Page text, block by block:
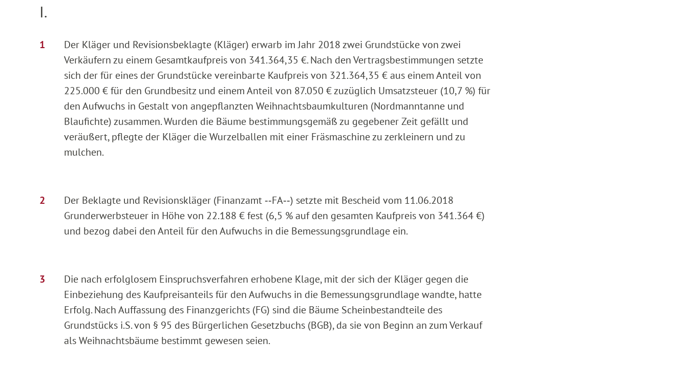
I.
Der Kläger und Revisionsbeklagte (Kläger) erwarb im Jahr 2018 zwei Grundstücke von zwei
Verkäufern zu einem Gesamtkaufpreis von 341.364,35 €. Nach den Vertragsbestimmungen setzte
sich der für eines der Grundstücke vereinbarte Kaufpreis von 321.364,35 € aus einem Anteil von
225.000 € für den Grundbesitz und einem Anteil von 87.050 € zuzüglich Umsatzsteuer (10,7 %) für
den Aufwuchs in Gestalt von angepflanzten Weihnachtsbaumkulturen (Nordmanntanne und
Blaufichte) zusammen. Wurden die Bäume bestimmungsgemäß zu gegebener Zeit gefällt und
veräußert, pflegte der Kläger die Wurzelballen mit einer Fräsmaschine zu zerkleinern und zu
mulchen.
Der Beklagte und Revisionskläger (Finanzamt ‑‑FA‑‑) setzte mit Bescheid vom 11.06.2018
Grunderwerbsteuer in Höhe von 22.188 € fest (6,5 % auf den gesamten Kaufpreis von 341.364 €)
und bezog dabei den Anteil für den Aufwuchs in die Bemessungsgrundlage ein.
Die nach erfolglosem Einspruchsverfahren erhobene Klage, mit der sich der Kläger gegen die
Einbeziehung des Kaufpreisanteils für den Aufwuchs in die Bemessungsgrundlage wandte, hatte
Erfolg. Nach Auffassung des Finanzgerichts (FG) sind die Bäume Scheinbestandteile des
Grundstücks i.S. von § 95 des Bürgerlichen Gesetzbuchs (BGB), da sie von Beginn an zum Verkauf
als Weihnachtsbäume bestimmt gewesen seien.